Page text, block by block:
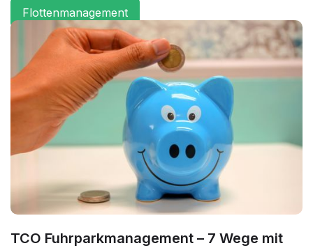
Flottenmanagement
TCO Fuhrparkmanagement – 7 Wege mit